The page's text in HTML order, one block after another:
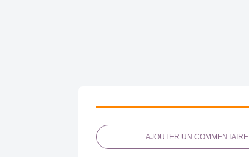
AJOUTER UN COMMENTAIRE